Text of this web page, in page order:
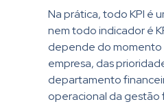
Na prática, todo KPI é
nem todo indicador é
depende do
empresa, das
departamento
operacional da gestão